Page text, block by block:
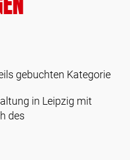
gebuchten Kategorie
in Leipzig mit
des